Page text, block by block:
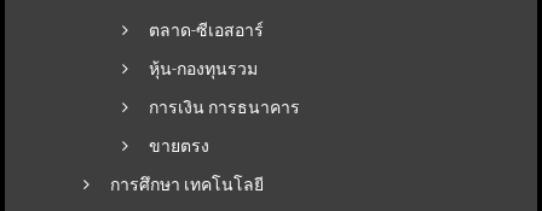
ตลาด-ซีเอสอาร์
หุ้น-กองทุนรวม
การเงิน การธนาคาร
ขายตรง
การศึกษา เทคโนโลยี